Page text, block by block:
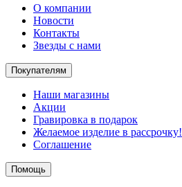
О компании
Новости
Контакты
Звезды с нами
Покупателям
Наши магазины
Акции
Гравировка в подарок
Желаемое изделие в рассрочку!
Соглашение
Помощь